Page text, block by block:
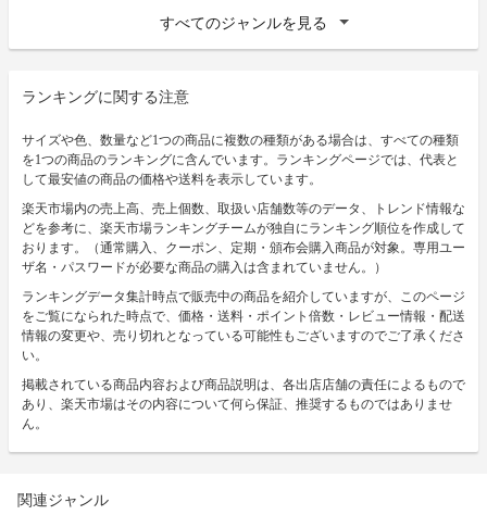
すべてのジャンルを見る
ランキングに関する注意
サイズや色、数量など1つの商品に複数の種類がある場合は、すべての種類
を1つの商品のランキングに含んでいます。ランキングページでは、代表と
して最安値の商品の価格や送料を表示しています。
楽天市場内の売上高、売上個数、取扱い店舗数等のデータ、トレンド情報な
どを参考に、楽天市場ランキングチームが独自にランキング順位を作成して
おります。（通常購入、クーポン、定期・頒布会購入商品が対象。専用ユー
ザ名・パスワードが必要な商品の購入は含まれていません。）
ランキングデータ集計時点で販売中の商品を紹介していますが、このページ
をご覧になられた時点で、価格・送料・ポイント倍数・レビュー情報・配送
情報の変更や、売り切れとなっている可能性もございますのでご了承くださ
い。
掲載されている商品内容および商品説明は、各出店店舗の責任によるもので
あり、楽天市場はその内容について何ら保証、推奨するものではありませ
ん。
関連ジャンル